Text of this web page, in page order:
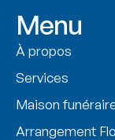
Menu
À propos
Services
Maison
Arrangement